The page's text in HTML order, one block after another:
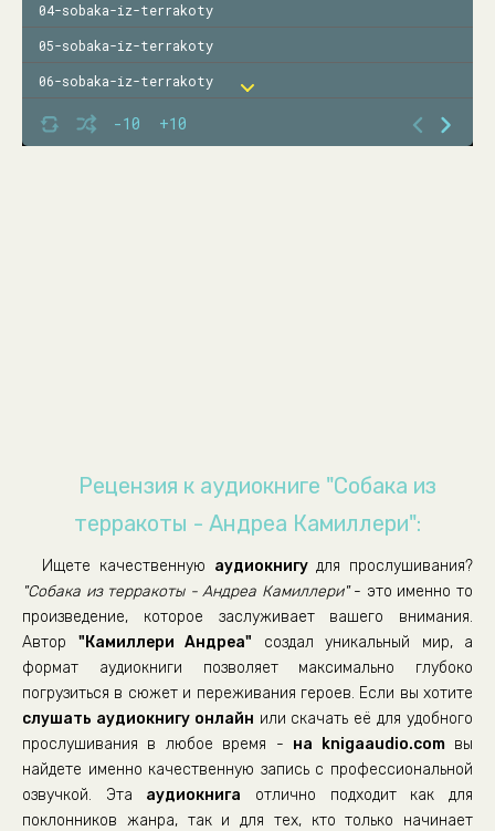
-10 +10
04-sobaka-iz-terrakoty
05-sobaka-iz-terrakoty
06-sobaka-iz-terrakoty
07-sobaka-iz-terrakoty
08-sobaka-iz-terrakoty
19-sobaka-iz-terrakoty
20-sobaka-iz-terrakoty
21-sobaka-iz-terrakoty
22-sobaka-iz-terrakoty
24-sobaka-iz-terrakoty
25-sobaka-iz-terrakoty
Рецензия к аудиокниге "Собака из
терракоты - Андреа Камиллери":
Ищете качественную аудиокнигудля прослушивания?
"Собака из терракоты - Андреа Камиллери"- это именно то
произведение, которое заслуживает вашего внимания.
Автор "Камиллери Андреа" создал уникальный мир, а
формат аудиокниги позволяет максимально глубоко
погрузиться в сюжет и переживания героев. Если вы хотите
слушать аудиокнигу онлайн или скачать её для удобного
прослушивания в любое время - на knigaaudio.comвы
найдете именно качественную запись с профессиональной
озвучкой. Эта аудиокнига отлично подходит как для
поклонников жанра, так и для тех, кто только начинает